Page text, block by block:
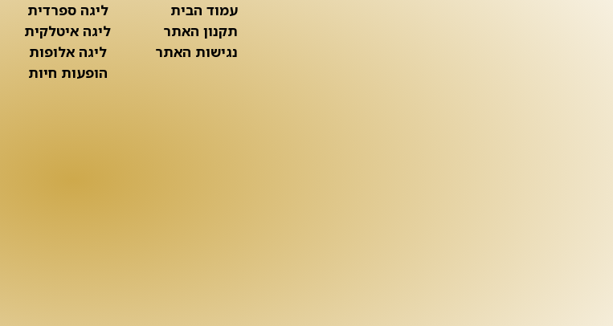
עמוד הבית
תקנון האתר
נגישות האתר
ליגה ספרדית
ליגה איטלקית
ליגה אלופות
הופעות חיות